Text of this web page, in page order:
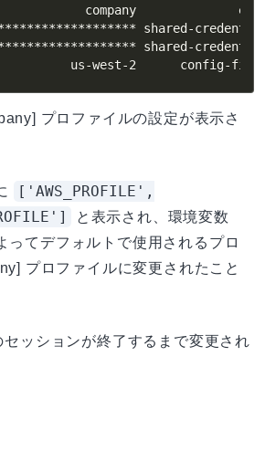
company
shared-
shared-
us-west-2      config-
プロファイルの設定が表示さ
['AWS_PROFILE',
と表示され、環境変数
ってデフォルトで使用されるプロ
プロファイルに変更されたこと
ッションが終了するまで変更され